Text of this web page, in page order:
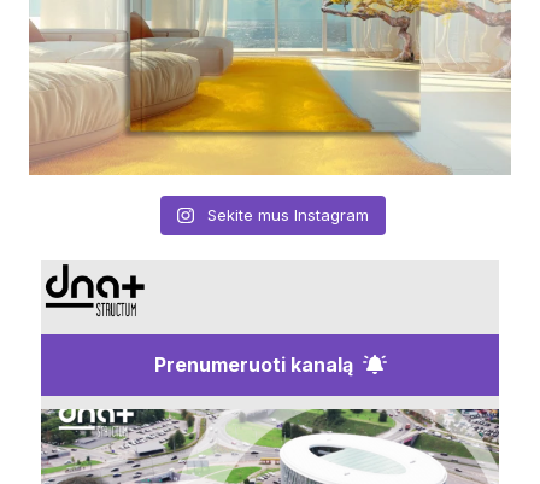
Sekite mus Instagram
Prenumeruoti kanalą